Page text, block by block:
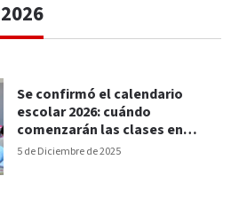
5 de Diciembre de 2025
Se confirmó el calendario
escolar 2026: cuándo
comenzarán las clases en
Entre Ríos